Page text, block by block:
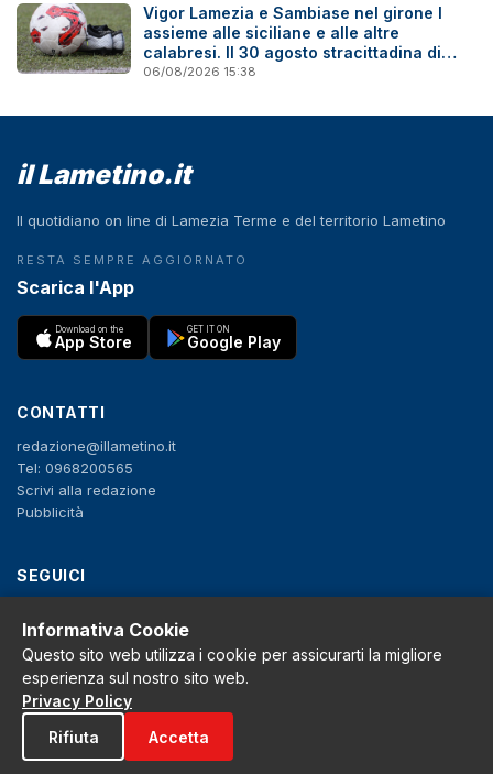
Vigor Lamezia e Sambiase nel girone I
assieme alle siciliane e alle altre
calabresi. Il 30 agosto stracittadina di
Coppa Italia
06/08/2026 15:38
il Lametino.it
Il quotidiano on line di Lamezia Terme e del territorio Lametino
RESTA SEMPRE AGGIORNATO
Scarica l'App
Download on the
App Store
GET IT ON
Google Play
CONTATTI
redazione@illametino.it
Tel: 0968200565
Scrivi alla redazione
Pubblicità
SEGUICI
Privacy Policy
Cookie Policy
Note legali
La Redazione
Informativa Cookie
Questo sito web utilizza i cookie per assicurarti la migliore
esperienza sul nostro sito web.
Privacy Policy
Rifiuta
Accetta